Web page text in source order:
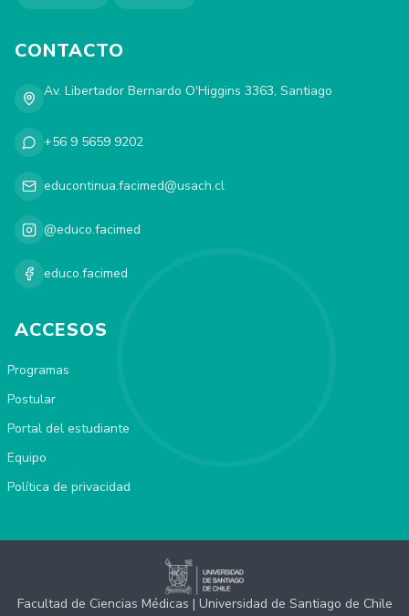
CONTACTO
Av. Libertador Bernardo O'Higgins 3363, Santiago
+56 9 5659 9202
educontinua.facimed@usach.cl
@educo.facimed
educo.facimed
ACCESOS
Programas
Postular
Portal del estudiante
Equipo
Política de privacidad
Facultad de Ciencias Médicas | Universidad de Santiago de Chile